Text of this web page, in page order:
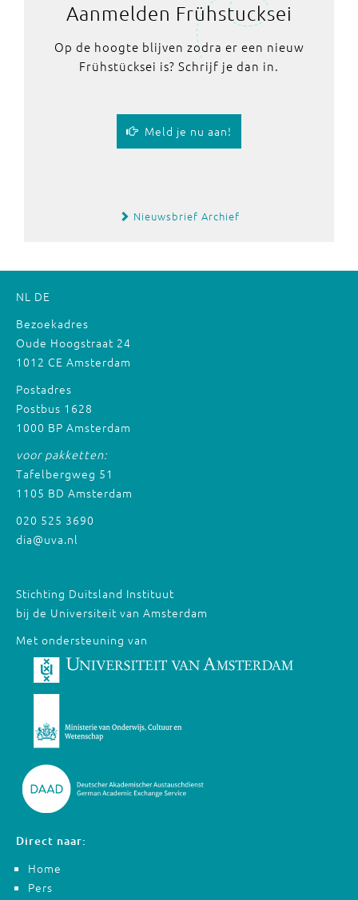
Aanmelden Frühstucksei
Op de hoogte blijven zodra er een nieuw
Frühstücksei is? Schrijf je dan in.
Meld je nu aan!
Nieuwsbrief Archief
NL DE
Bezoekadres
Oude Hoogstraat 24
1012 CE Amsterdam
Postadres
Postbus 1628
1000 BP Amsterdam
voor pakketten:
Tafelbergweg 51
1105 BD Amsterdam
020 525 3690
dia@uva.nl
Stichting Duitsland Instituut
bij de Universiteit van Amsterdam
Met ondersteuning van
Direct naar:
Home
Pers